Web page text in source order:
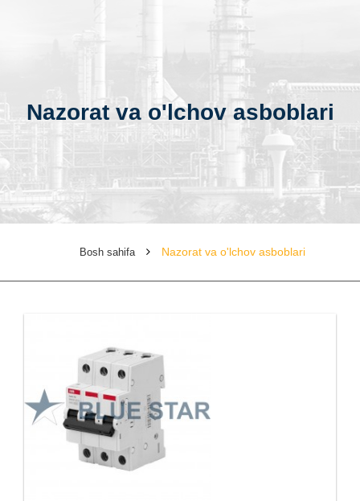
Nazorat va o'lchov asboblari
Bosh sahifa Nazorat va o'lchov asboblari